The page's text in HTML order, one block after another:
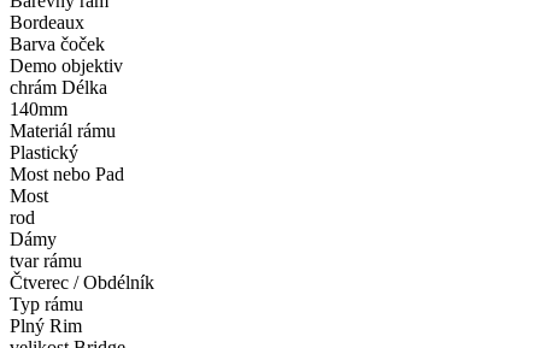
Bordeaux
Barva čoček
Demo objektiv
chrám Délka
140mm
Materiál rámu
Plastický
Most nebo Pad
Most
rod
Dámy
tvar rámu
Čtverec / Obdélník
Typ rámu
Plný Rim